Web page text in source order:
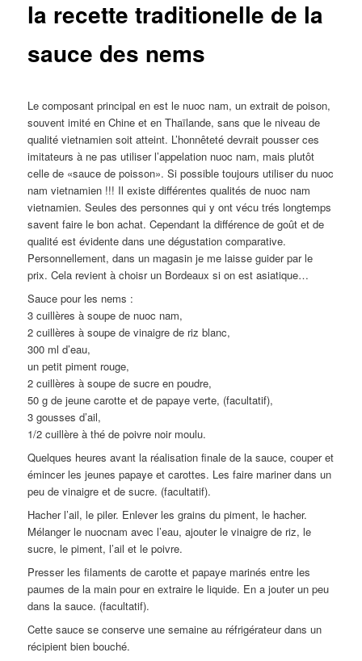
la recette traditionelle de la
sauce des nems
Le composant principal en est le nuoc nam, un extrait de poison,
souvent imité en Chine et en Thaïlande, sans que le niveau de
qualité vietnamien soit atteint. L’honnêteté devrait pousser ces
imitateurs à ne pas utiliser l’appelation nuoc nam, mais plutôt
celle de «sauce de poisson». Si possible toujours utiliser du nuoc
nam vietnamien !!! Il existe différentes qualités de nuoc nam
vietnamien. Seules des personnes qui y ont vécu trés longtemps
savent faire le bon achat. Cependant la différence de goût et de
qualité est évidente dans une dégustation comparative.
Personnellement, dans un magasin je me laisse guider par le
prix. Cela revient à choisr un Bordeaux si on est asiatique…
Sauce pour les nems :
3 cuillères à soupe de nuoc nam,
2 cuillères à soupe de vinaigre de riz blanc,
300 ml d’eau,
un petit piment rouge,
2 cuillères à soupe de sucre en poudre,
50 g de jeune carotte et de papaye verte, (facultatif),
3 gousses d’ail,
1/2 cuillère à thé de poivre noir moulu.
Quelques heures avant la réalisation finale de la sauce, couper et
émincer les jeunes papaye et carottes. Les faire mariner dans un
peu de vinaigre et de sucre. (facultatif).
Hacher l’ail, le piler. Enlever les grains du piment, le hacher.
Mélanger le nuocnam avec l’eau, ajouter le vinaigre de riz, le
sucre, le piment, l’ail et le poivre.
Presser les filaments de carotte et papaye marinés entre les
paumes de la main pour en extraire le liquide. En a jouter un peu
dans la sauce. (facultatif).
Cette sauce se conserve une semaine au réfrigérateur dans un
récipient bien bouché.